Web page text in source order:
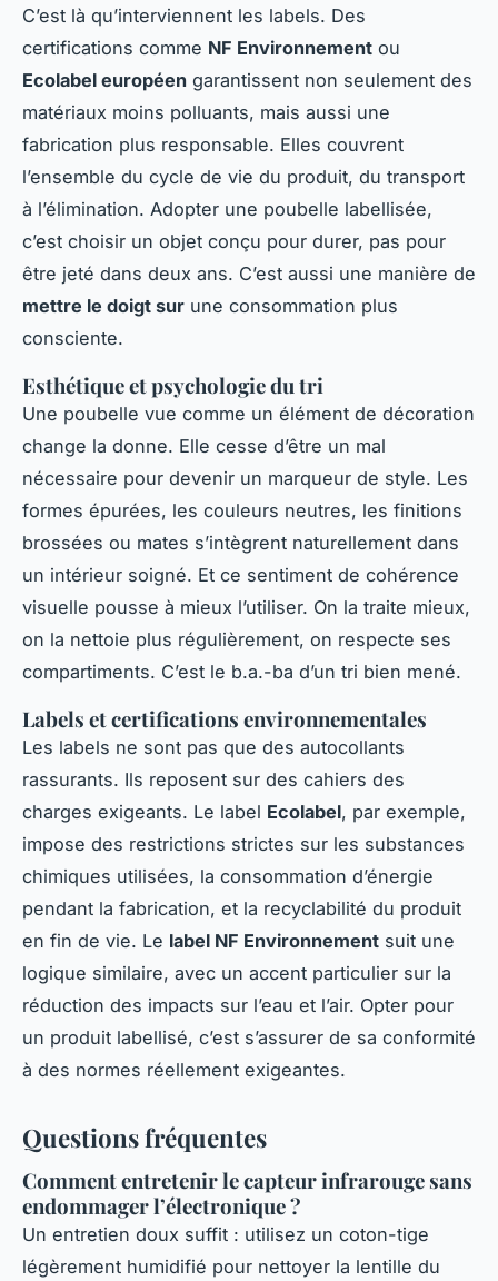
C’est là qu’interviennent les labels. Des
certifications comme NF Environnement ou
Ecolabel européen garantissent non seulement des
matériaux moins polluants, mais aussi une
fabrication plus responsable. Elles couvrent
l’ensemble du cycle de vie du produit, du transport
à l’élimination. Adopter une poubelle labellisée,
c’est choisir un objet conçu pour durer, pas pour
être jeté dans deux ans. C’est aussi une manière de
mettre le doigt sur une consommation plus
consciente.
Esthétique et psychologie du tri
Une poubelle vue comme un élément de décoration
change la donne. Elle cesse d’être un mal
nécessaire pour devenir un marqueur de style. Les
formes épurées, les couleurs neutres, les finitions
brossées ou mates s’intègrent naturellement dans
un intérieur soigné. Et ce sentiment de cohérence
visuelle pousse à mieux l’utiliser. On la traite mieux,
on la nettoie plus régulièrement, on respecte ses
compartiments. C’est le b.a.-ba d’un tri bien mené.
Labels et certifications environnementales
Les labels ne sont pas que des autocollants
rassurants. Ils reposent sur des cahiers des
charges exigeants. Le label Ecolabel, par exemple,
impose des restrictions strictes sur les substances
chimiques utilisées, la consommation d’énergie
pendant la fabrication, et la recyclabilité du produit
en fin de vie. Le label NF Environnement suit une
logique similaire, avec un accent particulier sur la
réduction des impacts sur l’eau et l’air. Opter pour
un produit labellisé, c’est s’assurer de sa conformité
à des normes réellement exigeantes.
Questions fréquentes
Comment entretenir le capteur infrarouge sans
endommager l’électronique ?
Un entretien doux suffit : utilisez un coton-tige
légèrement humidifié pour nettoyer la lentille du